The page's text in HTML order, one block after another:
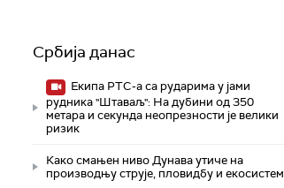
Србија данас
Екипа РТС-а са рударима у јами
рудника "Штаваљ": На дубини од 350
метара и секунда неопрезности је велики
ризик
Како смањен ниво Дунава утиче на
производњу струје, пловидбу и екосистем